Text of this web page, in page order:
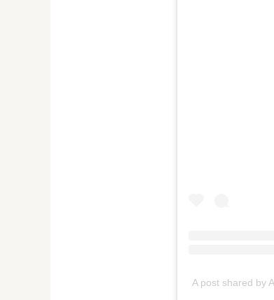
A post shared by